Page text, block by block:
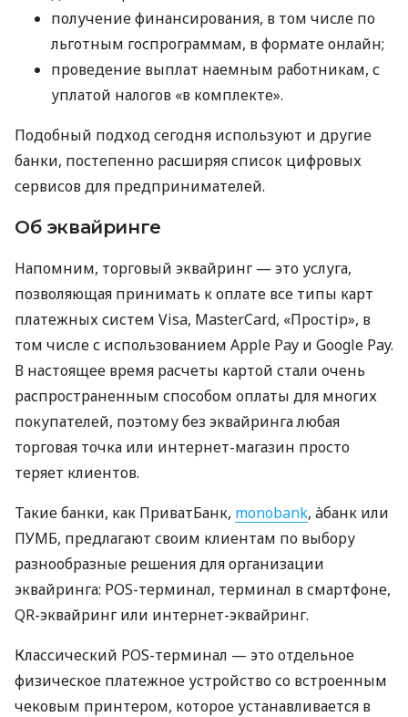
получение финансирования, в том числе по
льготным госпрограммам, в формате онлайн;
проведение выплат наемным работникам, с
уплатой налогов «в комплекте».
Подобный подход сегодня используют и другие
банки, постепенно расширяя список цифровых
сервисов для предпринимателей.
Об эквайринге
Напомним, торговый эквайринг — это услуга,
позволяющая принимать к оплате все типы карт
платежных систем Visa, MasterCard, «Простір», в
том числе с использованием Apple Pay и Google Pay.
В настоящее время расчеты картой стали очень
распространенным способом оплаты для многих
покупателей, поэтому без эквайринга любая
торговая точка или интернет-магазин просто
теряет клиентов.
Такие банки, как ПриватБанк, monobank, àбанк или
ПУМБ, предлагают своим клиентам по выбору
разнообразные решения для организации
эквайринга: POS-терминал, терминал в смартфоне,
QR-эквайринг или интернет-эквайринг.
Классический POS-терминал — это отдельное
физическое платежное устройство со встроенным
чековым принтером, которое устанавливается в